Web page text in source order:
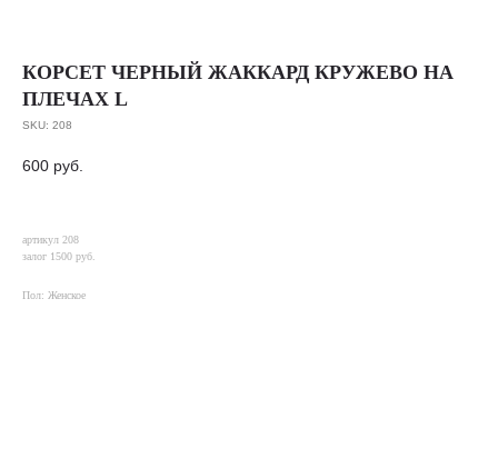
КОРСЕТ ЧЕРНЫЙ ЖАККАРД КРУЖЕВО НА
ПЛЕЧАХ L
SKU: 208
600 руб.
артикул 208
залог 1500 руб.
Пол: Женское